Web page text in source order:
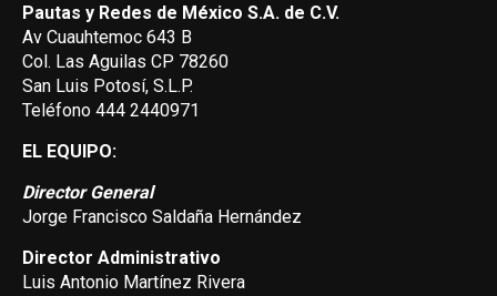
Pautas y Redes de México S.A. de C.V.
Av Cuauhtemoc 643 B
Col. Las Aguilas CP 78260
San Luis Potosí, S.L.P.
Teléfono 444 2440971
EL EQUIPO:
Director General
Jorge Francisco Saldaña Hernández
Director Administrativo
Luis Antonio Martínez Rivera